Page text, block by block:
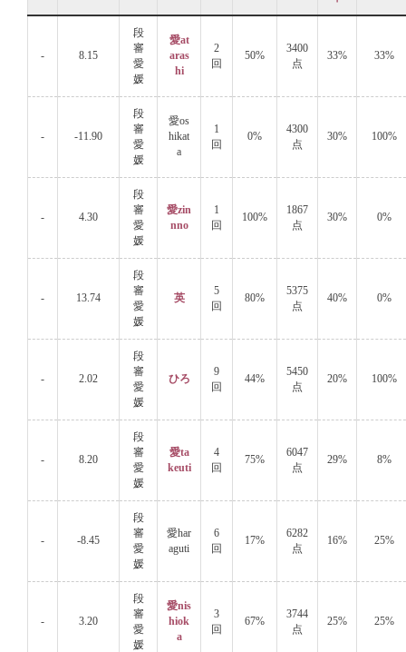
- 8.15
段
審
愛
媛
愛at
aras
hi
2
回
50%
3400
点
33% 33%
- -11.90
段
審
愛
媛
愛os
hikat
a
1
回
0%
4300
点
30% 100%
- 4.30
段
審
愛
媛
愛zin
nno
1
回
100%
1867
点
30% 0%
- 13.74
段
審
愛
媛
英
5
回
80%
5375
点
40% 0%
- 2.02
段
審
愛
媛
ひろ
9
回
44%
5450
点
20% 100%
- 8.20
段
審
愛
媛
愛ta
keuti
4
回
75%
6047
点
29% 8%
- -8.45
段
審
愛
媛
愛har
aguti
6
回
17%
6282
点
16% 25%
- 3.20
段
審
愛
媛
愛nis
hiok
a
3
回
67%
3744
点
25% 25%